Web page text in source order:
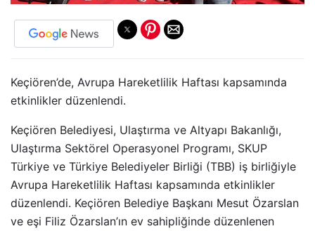
Keçiören’de, Avrupa Hareketlilik Haftası kapsamında
etkinlikler düzenlendi.
Keçiören Belediyesi, Ulaştırma ve Altyapı Bakanlığı,
Ulaştırma Sektörel Operasyonel Programı, SKUP
Türkiye ve Türkiye Belediyeler Birliği (TBB) iş birliğiyle
Avrupa Hareketlilik Haftası kapsamında etkinlikler
düzenlendi. Keçiören Belediye Başkanı Mesut Özarslan
ve eşi Filiz Özarslan’ın ev sahipliğinde düzenlenen